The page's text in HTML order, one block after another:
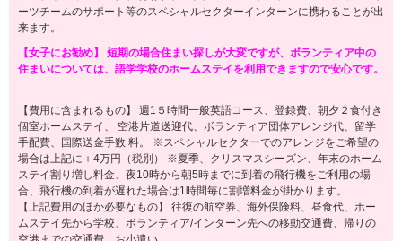
ーツチームのサポート等のスペシャルセクターインターンに携わることが出
来ます。
【女子にお勧め】 短期の場合住まい探しが大変ですが、ボランティア中の
住まいについては、語学学校のホームステイを利用できますので安心です。
【費用に含まれるもの】 週1５時間一般英語コース、登録費、朝夕２食付き
個室ホームステイ、 空港片道送迎代、ボランティア団体アレンジ代、留学
手配費、国際送金手数 料。 ※スペシャルセクターでのアレンジをご希望の
場合は上記に＋4万円（税別） ※夏季、クリスマスシーズン、年末のホーム
ステイ割り増し料金、夜10時から朝5時までに到着の飛行機をご利用の場
合、飛行機の到着が遅れた場合は1時間毎に割増料金が掛かります。
【上記費用のほか必要なもの】 往復の航空券、海外保険料、昼食代、ホー
ムステイ先から学校、ボランティア/インターン先への移動交通費、帰りの